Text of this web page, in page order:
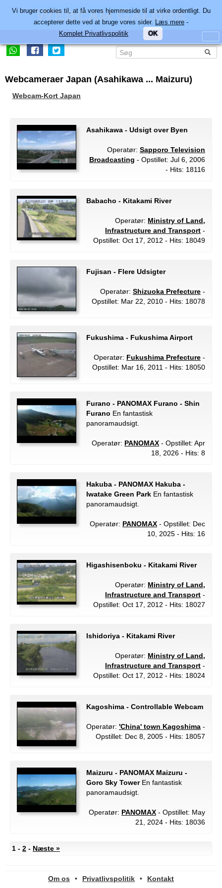
Webcameraer Japan (Asahikawa ... Maizuru)
Webcam-Kort Japan
Asahikawa - Udsigt over Byen
Operatør: Sapporo Television
Broadcasting - Opstillet: Jul 6, 2006
- Hits: 18116
Babacho - Kitakami River
Operatør: Ministry of Land,
Infrastructure and Transport -
Opstillet: Oct 17, 2012 - Hits: 18049
Fujisan - Flere Udsigter
Operatør: Shizuoka Prefecture -
Opstillet: Mar 22, 2010 - Hits: 18078
Fukushima - Fukushima Airport
Operatør: Fukushima Prefecture -
Opstillet: Mar 16, 2011 - Hits: 18050
Furano - PANOMAX Furano - Shin
Furano En fantastisk
panoramaudsigt.
Operatør: PANOMAX - Opstillet: Apr
18, 2026 - Hits: 8
Hakuba - PANOMAX Hakuba -
Iwatake Green Park En fantastisk
panoramaudsigt.
Operatør: PANOMAX - Opstillet: Dec
10, 2025 - Hits: 16
Higashisenboku - Kitakami River
Operatør: Ministry of Land,
Infrastructure and Transport -
Opstillet: Oct 17, 2012 - Hits: 18027
Ishidoriya - Kitakami River
Operatør: Ministry of Land,
Infrastructure and Transport -
Opstillet: Oct 17, 2012 - Hits: 18024
Kagoshima - Controllable Webcam
Operatør: 'China' town Kagoshima -
Opstillet: Dec 8, 2005 - Hits: 18057
Maizuru - PANOMAX Maizuru -
Goro Sky TowerEn fantastisk
panoramaudsigt.
Operatør: PANOMAX - Opstillet: May
21, 2024 - Hits: 18036
1 - 2 - Næste »
Om os • Privatlivspolitik • Kontakt
Vi bruger cookies til, at få vores hjemmeside til at virke ordentligt. Du
accepterer dette ved at bruge vores sider. Læs mere -
Komplet Privatlivspolitik
OK